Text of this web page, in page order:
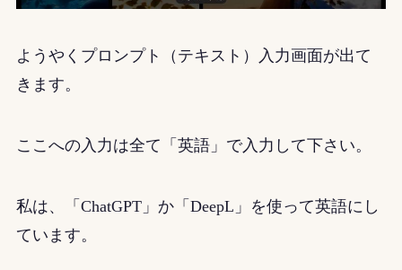
ようやくプロンプト（テキスト）入力画面が出て
きます。
ここへの入力は全て「英語」で入力して下さい。
私は、「ChatGPT」か「DeepL」を使って英語にし
ています。